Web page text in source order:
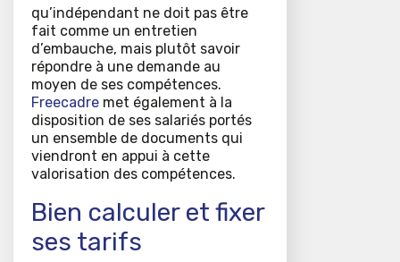
qu’indépendant ne doit pas être
fait comme un entretien
d’embauche, mais plutôt savoir
répondre à une demande au
moyen de ses compétences.
Freecadre met également à la
disposition de ses salariés portés
un ensemble de documents qui
viendront en appui à cette
valorisation des compétences.
Bien calculer et fixer
ses tarifs